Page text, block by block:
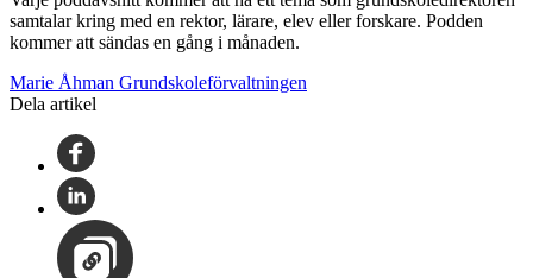
samtalar kring med en rektor, lärare, elev eller forskare. Podden
kommer att sändas en gång i månaden.
Marie Åhman Grundskoleförvaltningen
Dela artikel